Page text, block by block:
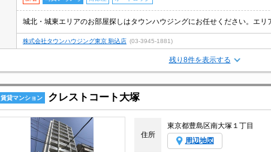
株式会社タウンハウジング東京 駒込店 (03-3945-1881)
残り8件を表示する
賃貸マンション クレストコート大塚
住所
東京都豊島区南大塚１丁目
周辺地図